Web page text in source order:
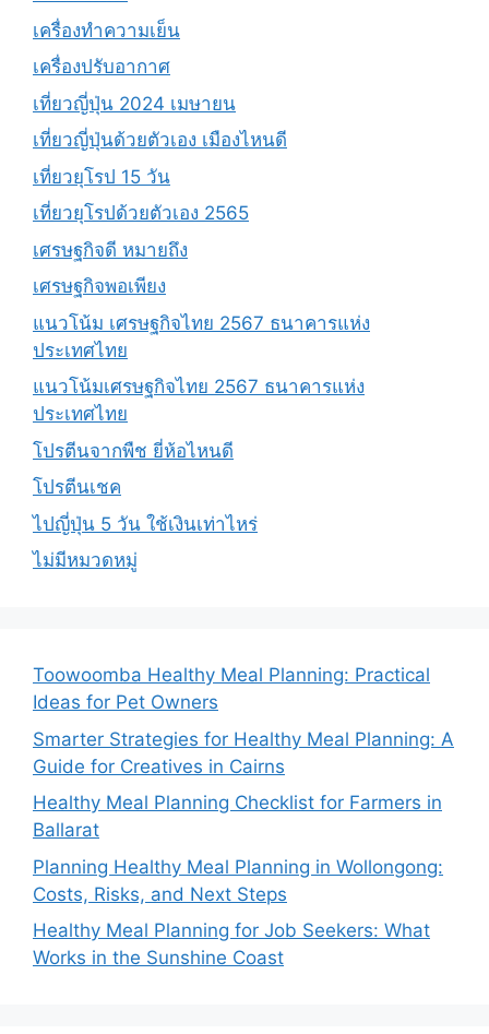
เครื่องทำความเย็น
เครื่องปรับอากาศ
เที่ยวญี่ปุ่น 2024 เมษายน
เที่ยวญี่ปุ่นด้วยตัวเอง เมืองไหนดี
เที่ยวยุโรป 15 วัน
เที่ยวยุโรปด้วยตัวเอง 2565
เศรษฐกิจดี หมายถึง
เศรษฐกิจพอเพียง
แนวโน้ม เศรษฐกิจไทย 2567 ธนาคารแห่ง
ประเทศไทย
แนวโน้มเศรษฐกิจไทย 2567 ธนาคารแห่ง
ประเทศไทย
โปรตีนจากพืช ยี่ห้อไหนดี
โปรตีนเชค
ไปญี่ปุ่น 5 วัน ใช้เงินเท่าไหร่
ไม่มีหมวดหมู่
Toowoomba Healthy Meal Planning: Practical
Ideas for Pet Owners
Smarter Strategies for Healthy Meal Planning: A
Guide for Creatives in Cairns
Healthy Meal Planning Checklist for Farmers in
Ballarat
Planning Healthy Meal Planning in Wollongong:
Costs, Risks, and Next Steps
Healthy Meal Planning for Job Seekers: What
Works in the Sunshine Coast